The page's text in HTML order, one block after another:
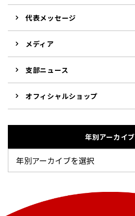
代表メッセージ
メディア
支部ニュース
オフィシャルショップ
年別アーカイブ